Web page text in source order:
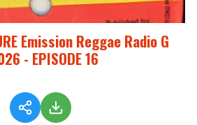
Emission Reggae Radio G
- EPISODE 16